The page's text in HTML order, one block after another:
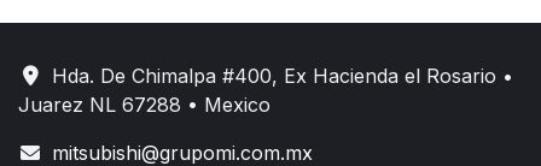
Hda. De Chimalpa #400, Ex Hacienda el Rosario •
Juarez NL 67288 • Mexico
mitsubishi@grupomi.com.mx